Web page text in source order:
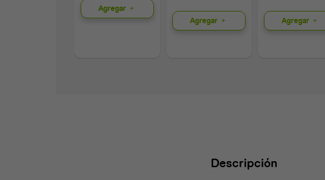
Agregar
Agregar Agregar
Descripción